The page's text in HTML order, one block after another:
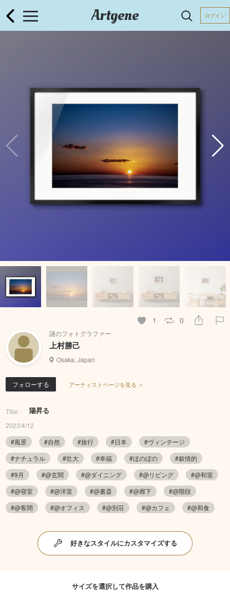
Artgene ログイン
1 0
謎のフォトグラファー
上村勝己
Osaka, Japan
フォローする アーティストページを見る ＞
Title: 陽昇る
2023/4/12
#風景
#自然 #旅行 #日本
#ヴィンテージ
#ナチュラル
#壮大 #幸福 #ほのぼの
#叙情的
#9月
#@玄関 #@ダイニング #@リビング
#@和室
#@寝室
#@洋室 #@書斎 #@廊下
#@階段
#@客間
#@オフィス #@別荘 #@カフェ #@和食
好きなスタイルにカスタマイズする
サイズを選択して作品を購入